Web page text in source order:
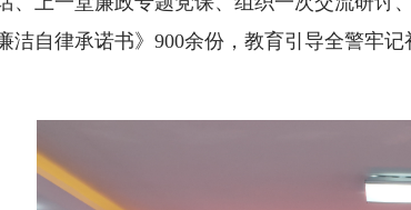
洁自律承诺书》900余份，教育引导全警牢